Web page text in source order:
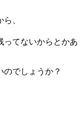
、
ってないからとかあ
でしょうか？